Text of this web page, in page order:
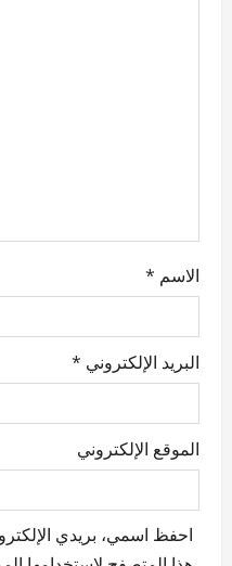
الاسم *
البريد الإلكتروني *
الموقع الإلكتروني
احفظ اسمي، بريدي